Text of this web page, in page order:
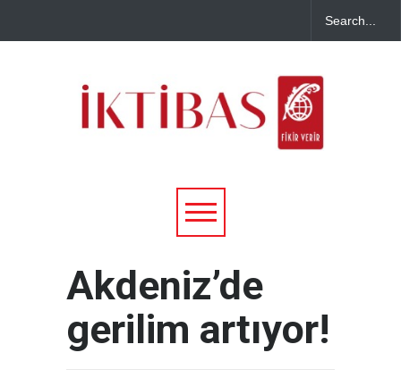
Akdeniz’de
gerilim artıyor!